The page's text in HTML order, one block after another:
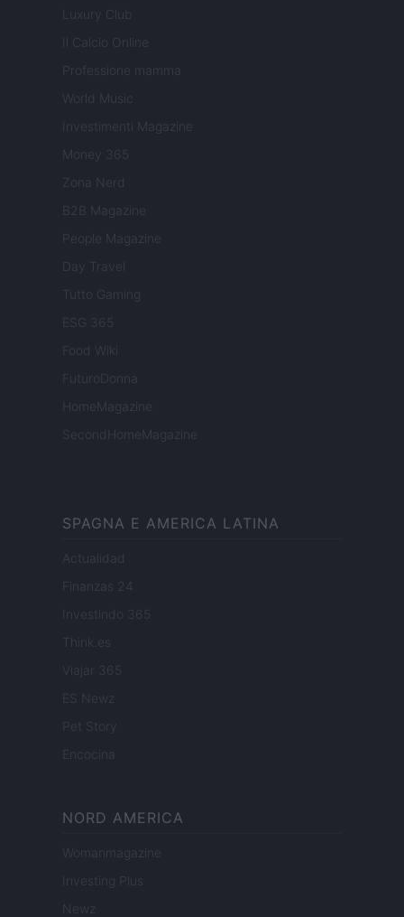
Luxury Club
Il Calcio Online
Professione mamma
World Music
Investimenti Magazine
Money 365
Zona Nerd
B2B Magazine
People Magazine
Day Travel
Tutto Gaming
ESG 365
Food Wiki
FuturoDonna
HomeMagazine
SecondHomeMagazine
SPAGNA E AMERICA LATINA
Actualidad
Finanzas 24
Investindo 365
Think.es
Viajar 365
ES Newz
Pet Story
Encocina
NORD AMERICA
Womanmagazine
Investing Plus
Newz